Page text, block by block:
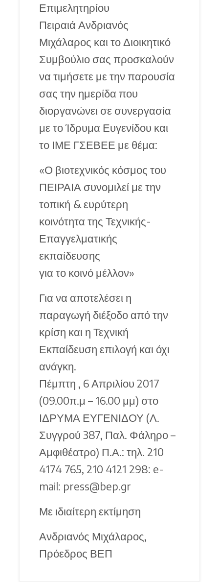
Επιμελητηρίου
Πειραιά Ανδριανός
Μιχάλαρος και το Διοικητικό
Συμβούλιο σας προσκαλούν
να τιμήσετε με την παρουσία
σας την ημερίδα που
διοργανώνει σε συνεργασία
με το Ίδρυμα Ευγενίδου και
το ΙΜΕ ΓΣΕΒΕΕ με θέμα:
«Ο βιοτεχνικός κόσμος του
ΠΕΙΡΑΙΑ συνομιλεί με την
τοπική & ευρύτερη
κοινότητα της Τεχνικής-
Επαγγελματικής
εκπαίδευσης
για το κοινό μέλλον»
Για να αποτελέσει η
παραγωγή διέξοδο από την
κρίση και η Τεχνική
Εκπαίδευση επιλογή και όχι
ανάγκη.
Πέμπτη , 6 Απριλίου 2017
(09.00π.μ – 16.00 μμ) στο
ΙΔΡΥΜΑ ΕΥΓΕΝΙΔΟΥ (Λ.
Συγγρού 387, Παλ. Φάληρο –
Αμφιθέατρο) Π.Α.: τηλ. 210
4174 765, 210 4121 298: e-
mail: press@bep.gr
Με ιδιαίτερη εκτίμηση
Ανδριανός Μιχάλαρος,
Πρόεδρος ΒΕΠ